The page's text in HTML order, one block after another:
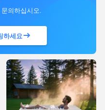
의하십시오.
하세요